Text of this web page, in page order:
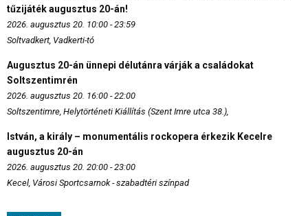
tűzijáték augusztus 20-án!
2026. augusztus 20. 10:00 - 23:59
Soltvadkert, Vadkerti-tó
Augusztus 20-án ünnepi délutánra várják a családokat
Soltszentimrén
2026. augusztus 20. 16:00 - 22:00
Soltszentimre, Helytörténeti Kiállítás (Szent Imre utca 38.),
István, a király – monumentális rockopera érkezik Kecelre
augusztus 20-án
2026. augusztus 20. 20:00 - 23:00
Kecel, Városi Sportcsarnok - szabadtéri színpad